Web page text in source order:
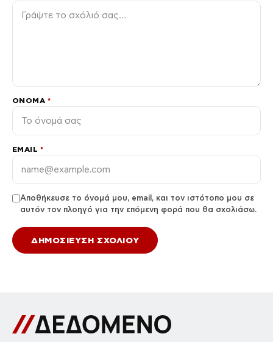
ΌΝΟΜΑ *
EMAIL *
Αποθήκευσε το όνομά μου, email, και τον ιστότοπο μου σε
αυτόν τον πλοηγό για την επόμενη φορά που θα σχολιάσω.